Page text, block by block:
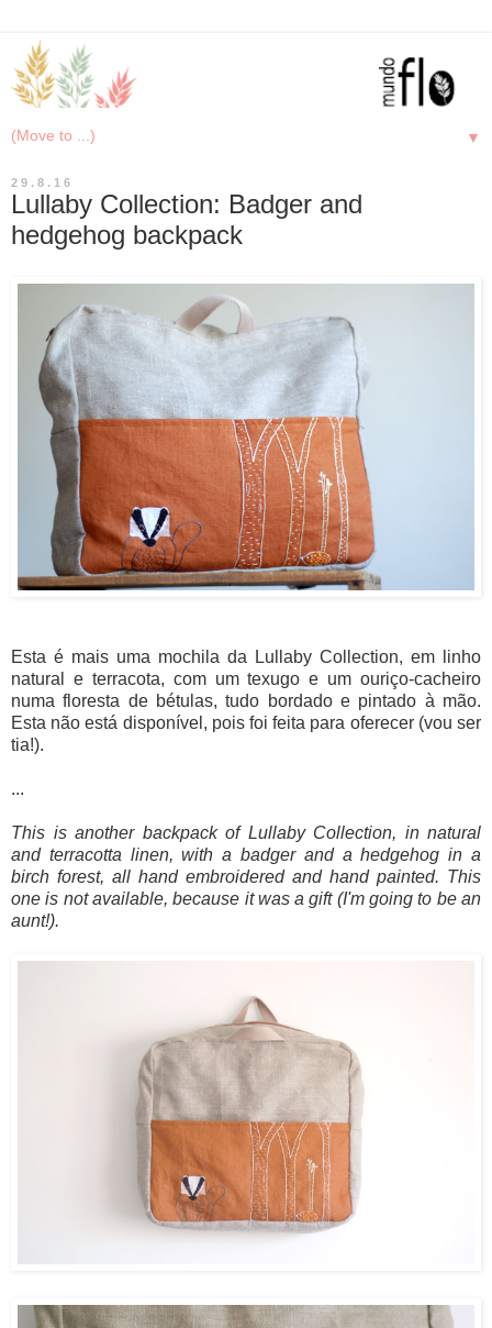
▼
29.8.16
Lullaby Collection: Badger and
hedgehog backpack
Esta é mais uma mochila da Lullaby Collection, em linho
natural e terracota, com um texugo e um ouriço-cacheiro
numa floresta de bétulas, tudo bordado e pintado à mão.
Esta não está disponível, pois foi feita para oferecer (vou ser
tia!).
...
This is another backpack of Lullaby Collection, in natural
and terracotta linen, with a badger and a hedgehogin a
birch forest, all hand embroidered and hand painted. This
one is not available, because it was a gift (I'm going to be an
aunt!).